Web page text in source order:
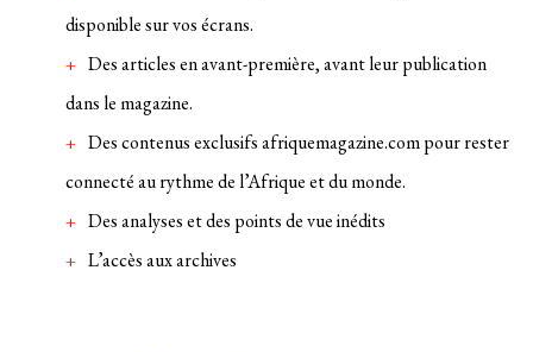
disponible sur vos écrans.
Des articles en avant-première, avant leur publication
dans le magazine.
Des contenus exclusifs afriquemagazine.com pour rester
connecté au rythme de l’Afrique et du monde.
Des analyses et des points de vue inédits
L’accès aux archives